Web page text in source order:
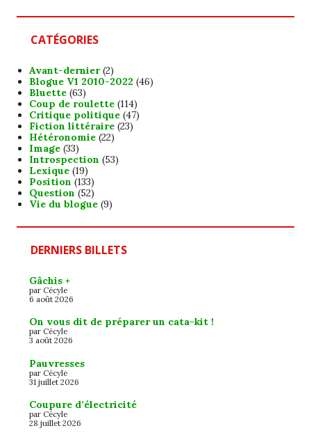
CATÉGORIES
Avant-dernier(2)
Blogue V1 2010-2022 (46)
Bluette(63)
Coup de roulette(114)
Critique politique(47)
Fiction littéraire(23)
Hétéronomie(22)
Image(33)
Introspection (53)
Lexique(19)
Position (133)
Question (52)
Vie du blogue(9)
DERNIERS BILLETS
Gâchis +
par Cécyle
6 août 2026
On vous dit de préparer un cata-kit !
par Cécyle
3 août 2026
Pauvresses
par Cécyle
31 juillet 2026
Coupure d’électricité
par Cécyle
28 juillet 2026